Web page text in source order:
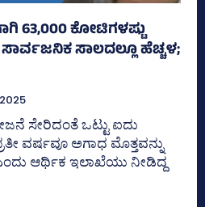
63,000 ಕೋಟಿಗಳಷ್ಟು
ಸಾರ್ವಜನಿಕ ಸಾಲದಲ್ಲೂ ಹೆಚ್ಚಳ;
ಸೇರಿದಂತೆ ಒಟ್ಟು ಐದು
ವರ್ಷವೂ ಅಗಾಧ ಮೊತ್ತವನ್ನು
ಆರ್ಥಿಕ ಇಲಾಖೆಯು ನೀಡಿದ್ದ